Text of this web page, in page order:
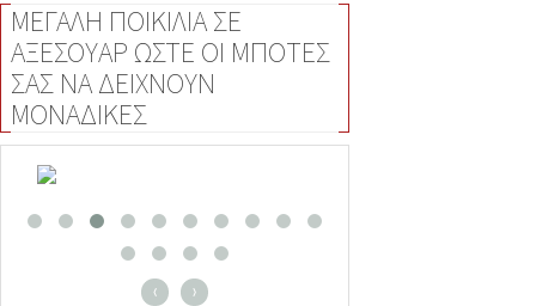
ΜΕΓΑΛΗ ΠΟΙΚΙΛΙΑ ΣΕ
ΑΞΕΣΟΥΑΡ ΩΣΤΕ ΟΙ ΜΠΟΤΕΣ
ΣΑΣ ΝΑ ΔΕΙΧΝΟΥΝ
ΜΟΝΑΔΙΚΕΣ
‹ ›